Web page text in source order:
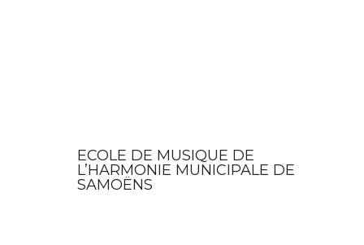
ECOLE DE MUSIQUE DE
L’HARMONIE MUNICIPALE DE
SAMOËNS